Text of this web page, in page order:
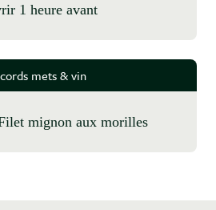
1 heure avant
mets & vin
Filet mignon aux morilles